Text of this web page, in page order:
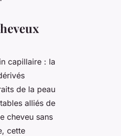
capillaire : la
de la peau
alliés de
cheveu sans
cette